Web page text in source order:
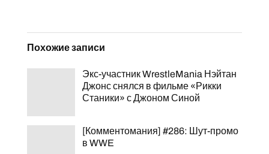
Похожие записи
Экс-участник WrestleMania Нэйтан
Джонс снялся в фильме «Рикки
Станики» с Джоном Синой
[Комментомания] #286: Шут-промо
в WWE